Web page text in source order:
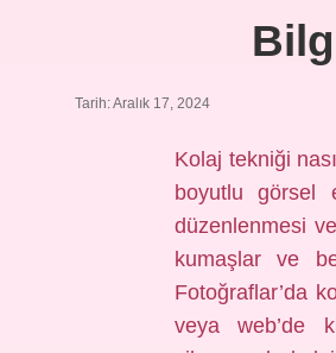
Tarih: Aralık 17, 2024
Kolaj tekniği
boyutlu görsel
düzenlenmesi
kumaşlar ve
Fotoğraflar’da
veya web’de